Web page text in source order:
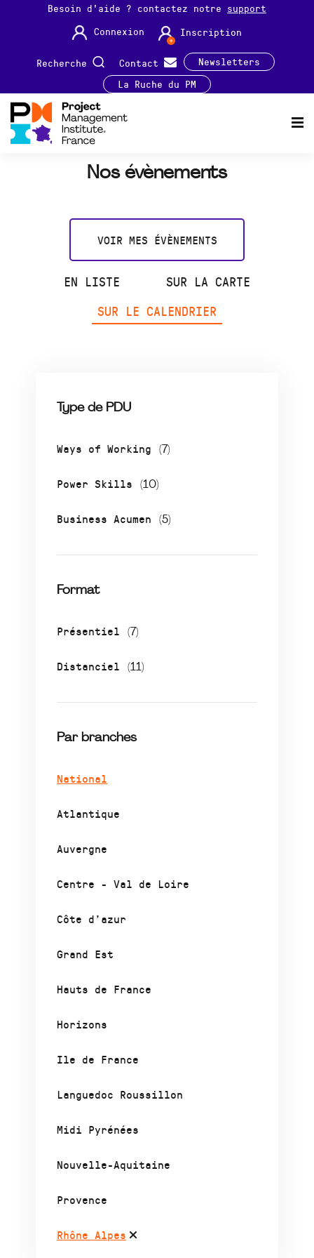
Besoin d'aide ? contactez notre support
Connexion
Inscription
Recherche Contact
Newsletters
La Ruche du PM
Nos évènements
VOIR MES ÉVÈNEMENTS
EN LISTE
SUR LA CARTE
SUR LE CALENDRIER
Type de PDU
Ways of Working (7)
Power Skills (10)
Business Acumen (5)
Format
Présentiel (7)
Distanciel (11)
Par branches
National
Atlantique
Auvergne
Centre - Val de Loire
Côte d’azur
Grand Est
Hauts de France
Horizons
Ile de France
Languedoc Roussillon
Midi Pyrénées
Nouvelle-Aquitaine
Provence
Rhône Alpes